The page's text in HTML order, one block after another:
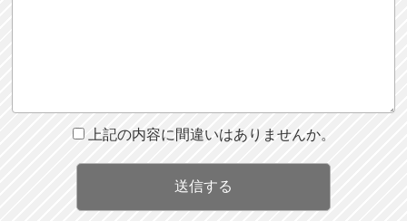
上記の内容に間違いはありませんか。